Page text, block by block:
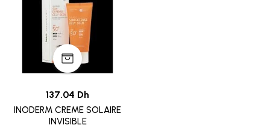
137.04 Dh
INODERM CREME SOLAIRE
INVISIBLE